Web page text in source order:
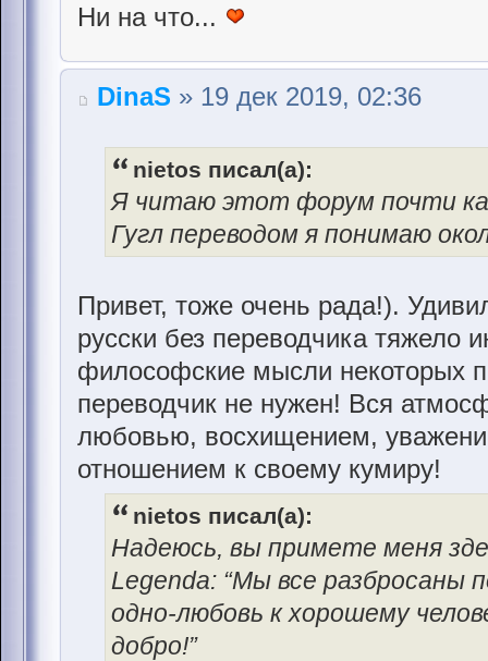
Ни на что...
DinaS » 19 дек 2019, 02:36
nietos писал(а):
Я читаю этот форум почти
Гугл переводом я понимаю
Привет, тоже очень рада!).
русски без переводчика тяжело
философские мысли некоторых
переводчик не нужен! Вся
любовью, восхищением,
отношением к своему кумиру!
nietos писал(а):
Надеюсь, вы примете меня
Legenda: “Мы все разбросаны
одно-любовь к хорошему
добро!”